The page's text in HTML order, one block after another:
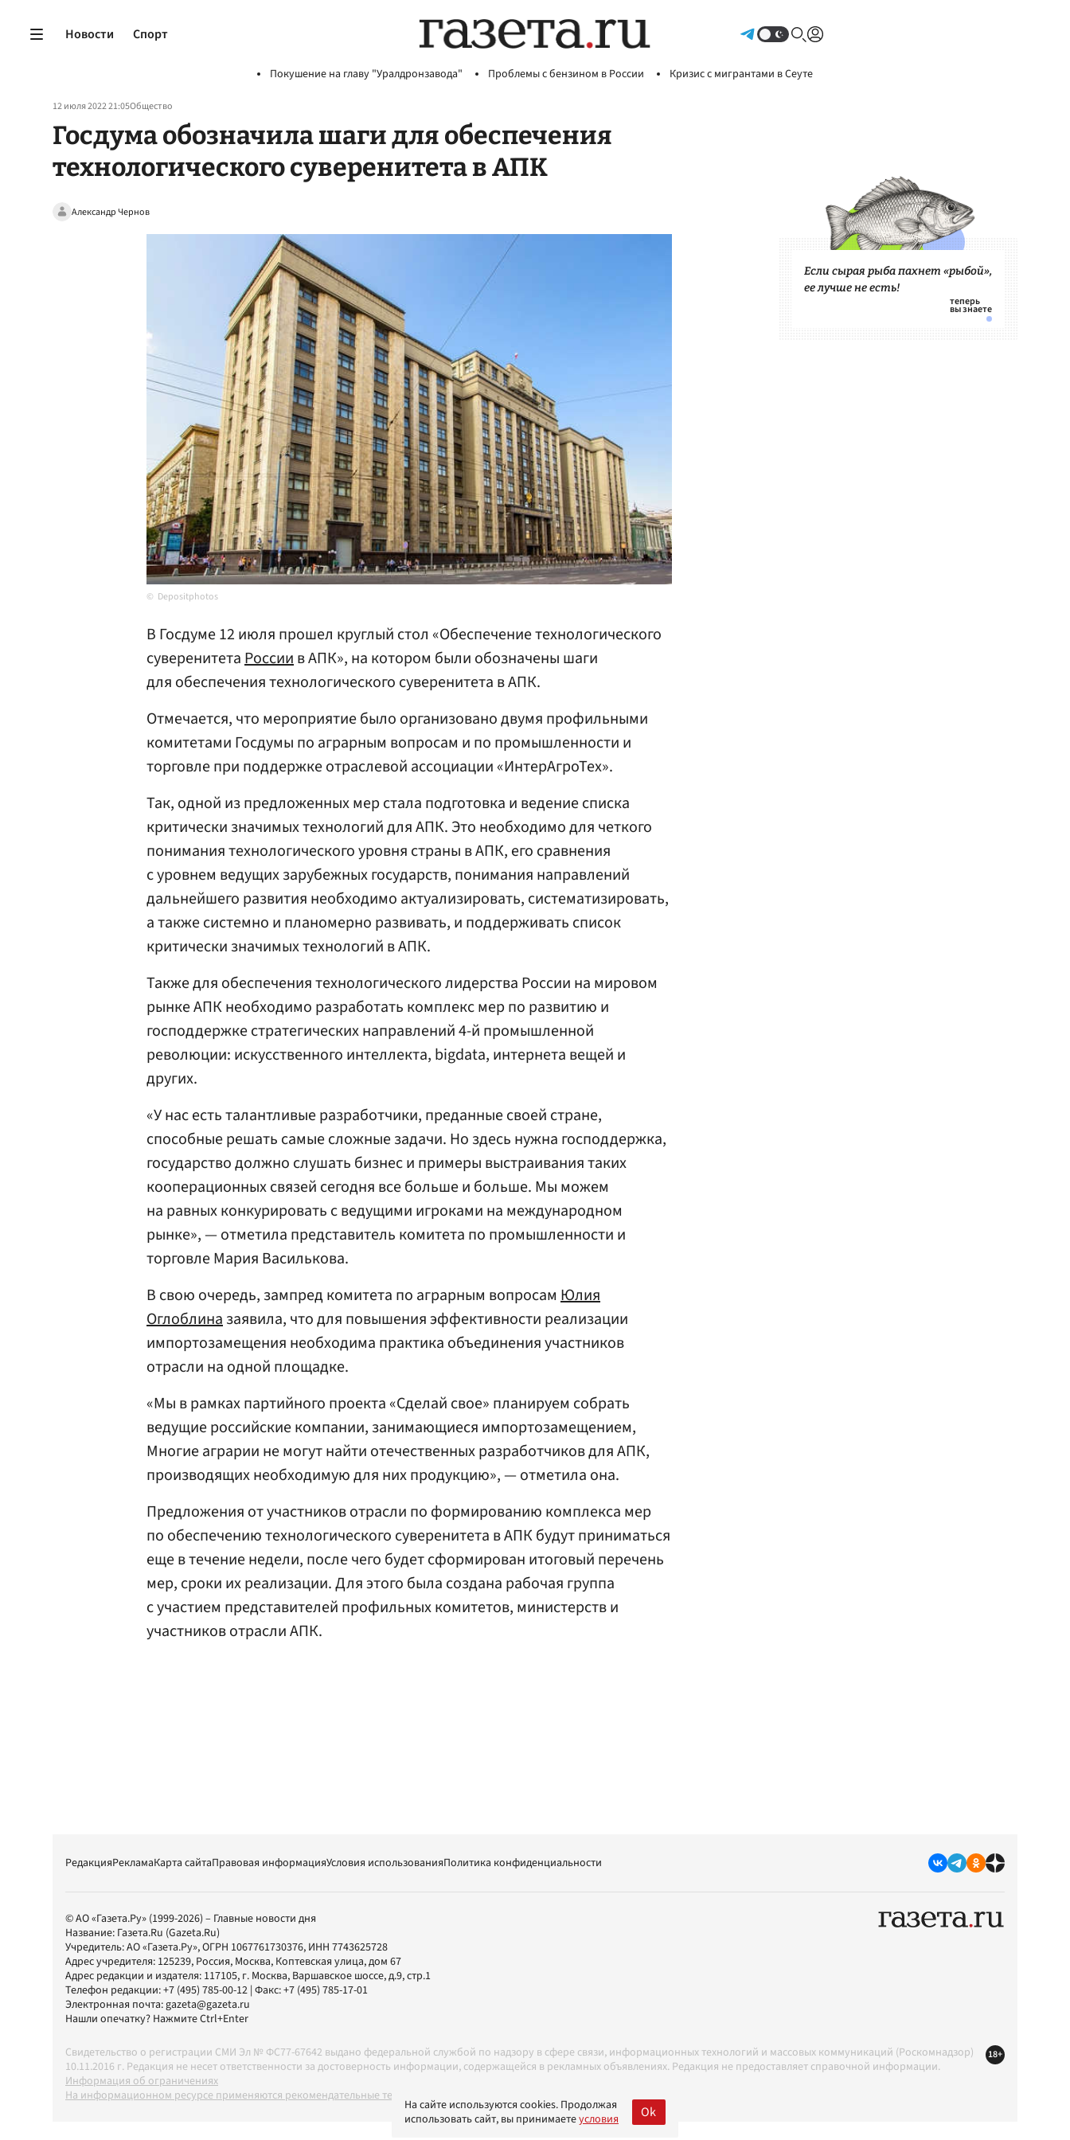
Новости Спорт
Покушение на главу "Уралдронзавода" Проблемы с бензином в России Кризис с мигрантами в Сеуте
12 июля 2022 21:05Общество
Госдума обозначила шаги для обеспечения
технологического суверенитета в АПК
Александр Чернов
Depositphotos
В Госдуме 12 июля прошел круглый стол «Обеспечение технологического
суверенитетаРоссиив АПК», на котором были обозначены шаги
для обеспечения технологического суверенитета в АПК.
Отмечается, что мероприятие было организовано двумя профильными
комитетами Госдумы по аграрным вопросам и по промышленности и
торговле при поддержке отраслевой ассоциации «ИнтерАгроТех».
Так, одной из предложенных мер стала подготовка и ведение списка
критически значимых технологий для АПК. Это необходимо для четкого
понимания технологического уровня страны в АПК, его сравнения
с уровнем ведущих зарубежных государств, понимания направлений
дальнейшего развития необходимо актуализировать, систематизировать,
а также системно и планомерно развивать, и поддерживать список
критически значимых технологий в АПК.
Также для обеспечения технологического лидерства России на мировом
рынке АПК необходимо разработать комплекс мер по развитию и
господдержке стратегических направлений 4-й промышленной
революции: искусственного интеллекта, bigdata, интернета вещей и
других.
«У нас есть талантливые разработчики, преданные своей стране,
способные решать самые сложные задачи. Но здесь нужна господдержка,
государство должно слушать бизнес и примеры выстраивания таких
кооперационных связей сегодня все больше и больше. Мы можем
на равных конкурировать с ведущими игроками на международном
рынке», — отметила представитель комитета по промышленности и
торговле Мария Василькова.
В свою очередь, зампред комитета по аграрным вопросам Юлия
Оглоблиназаявила, что для повышения эффективности реализации
импортозамещения необходима практика объединения участников
отрасли на одной площадке.
«Мы в рамках партийного проекта «Сделай свое» планируем собрать
ведущие российские компании, занимающиеся импортозамещением,
Многие аграрии не могут найти отечественных разработчиков для АПК,
производящих необходимую для них продукцию», — отметила она.
Предложения от участников отрасли по формированию комплекса мер
по обеспечению технологического суверенитета в АПК будут приниматься
еще в течение недели, после чего будет сформирован итоговый перечень
мер, сроки их реализации. Для этого была создана рабочая группа
с участием представителей профильных комитетов, министерств и
участников отрасли АПК.
Если сырая рыба пахнет «рыбой»,
ее лучше не есть!
РедакцияРекламаКарта сайтаПравовая информацияУсловия использованияПолитика конфиденциальности
© АО «Газета.Ру» (1999-2026) – Главные новости дня
Название: Газета.Ru (Gazeta.Ru)
Учредитель:АО «Газета.Ру», ОГРН 1067761730376, ИНН 7743625728
Адрес учредителя: 125239, Россия, Москва, Коптевская улица, дом 67
Адрес редакции и издателя: 117105, г. Москва, Варшавское шоссе, д.9, стр.1
Телефон редакции:+7 (495) 785-00-12 | Факс:+7 (495) 785-17-01
Электронная почта:gazeta@gazeta.ru
Нашли опечатку? Нажмите Ctrl+Enter
Свидетельство о регистрации СМИ Эл № ФС77-67642 выдано федеральной службой по надзору в сфере связи, информационных технологий и массовых коммуникаций (Роскомнадзор)
10.11.2016 г. Редакция не несет ответственности за достоверность информации, содержащейся в рекламных объявлениях. Редакция не предоставляет справочной информации.
Информация об ограничениях
На информационном ресурсе применяются рекомендательные технологии в соответствии с Правилами
18+
На сайте используются cookies. Продолжая
использовать сайт, вы принимаетеусловия Ok